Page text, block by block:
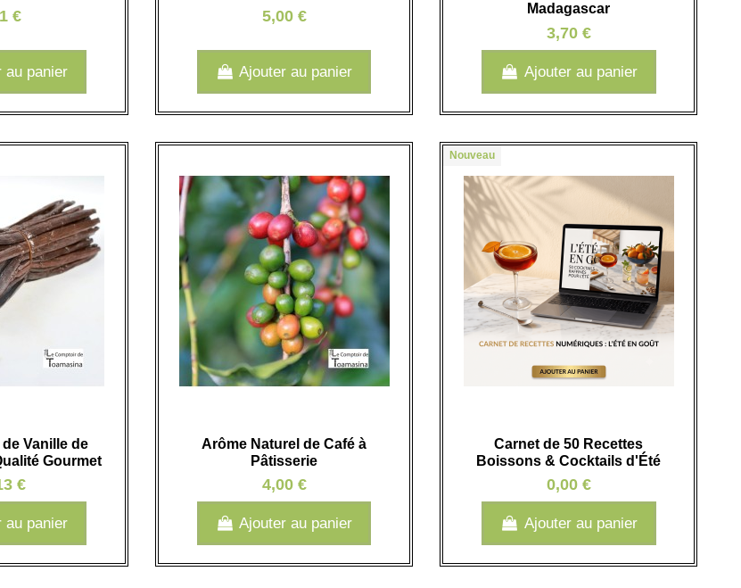
€
au panier
5,00 €
Ajouter au panier
Madagascar
3,70 €
Ajouter au panier
Vanille de
Gourmet
€
au panier
Arôme Naturel de Café à
Pâtisserie
4,00 €
Ajouter au panier
Nouveau
Carnet de 50 Recettes
Boissons & Cocktails d'Été
0,00 €
Ajouter au panier